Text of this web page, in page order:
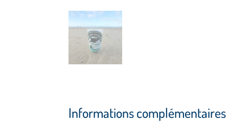
Informations complémentaires